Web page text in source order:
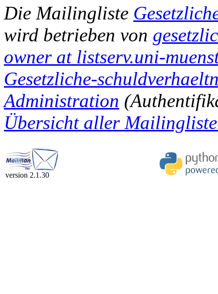
Die Mailingliste
wird betrieben von
owner at listserv.uni-
Gesetzliche-
Administration
Übersicht aller
version 2.1.30